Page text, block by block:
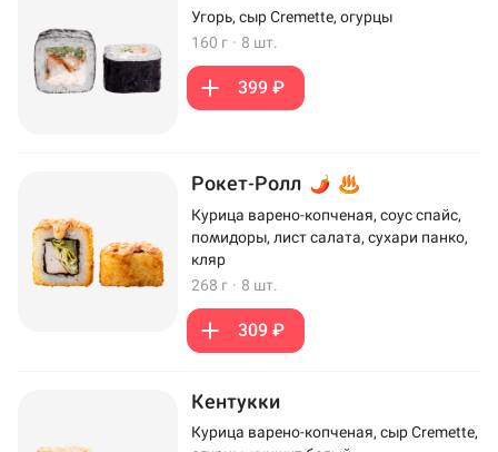
Угорь, сыр Cremette, огурцы
160 г · 8 шт.
399 ₽
Рокет-Ролл
Курица варено-копченая, соус спайс,
помидоры, лист салата, сухари панко,
кляр
268 г · 8 шт.
309 ₽
Кентукки
Курица варено-копченая, сыр Cremette,